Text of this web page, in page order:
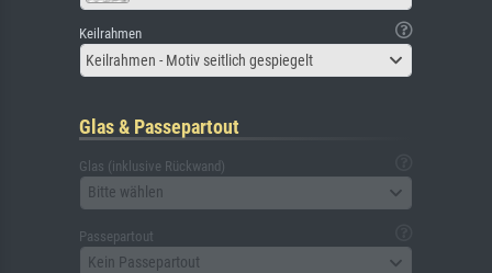
Keilrahmen
Keilrahmen - Motiv seitlich gespiegelt
Glas & Passepartout
Glas (inklusive Rückwand)
Bitte wählen
Passepartout
Kein Passepartout